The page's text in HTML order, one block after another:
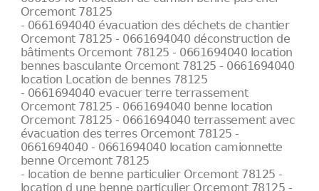
Orcemont 78125
- 0661694040 évacuation des déchets de chantier
Orcemont 78125 - 0661694040 déconstruction de
bâtiments Orcemont 78125 - 0661694040 location
bennes basculante Orcemont 78125 - 0661694040
location Location de bennes 78125
- 0661694040 evacuer terre terrassement
Orcemont 78125 - 0661694040 benne location
Orcemont 78125 - 0661694040 terrassement avec
évacuation des terres Orcemont 78125 -
0661694040 - 0661694040 location camionnette
benne Orcemont 78125
- location de benne particulier Orcemont 78125 -
location d une benne particulier Orcemont 78125 -